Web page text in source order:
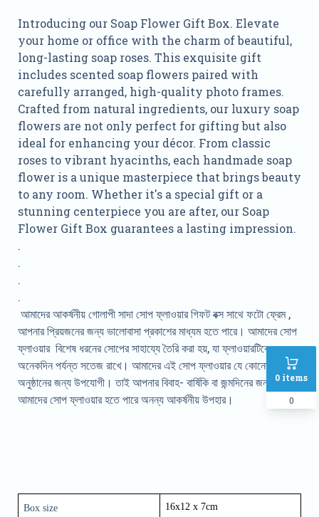
0 items
0
Introducing our Soap Flower Gift Box. Elevate
your home or office with the charm of beautiful,
long-lasting soap roses. This exquisite gift
includes scented soap flowers paired with
carefully arranged, high-quality photo frames.
Crafted from natural ingredients, our luxury soap
flowers are not only perfect for gifting but also
ideal for enhancing your décor. From classic
roses to vibrant hyacinths, each handmade soap
flower is a unique masterpiece that brings beauty
to any room. Whether it's a special gift or a
stunning centerpiece you are after, our Soap
Flower Gift Box guarantees a lasting impression.
.
.
.
.
আমাদের আকর্ষনীয় গোলাপী সাদা সোপ ফ্লাওয়ার গিফট বক্স সাথে ফটো ফ্রেম ,
আপনার প্রিয়জনের জন্য ভালোবাসা প্রকাশের মাধ্যম হতে পারে। আমাদের সোপ
ফ্লাওয়ার বিশেষ ধরনের সোপের সাহায্যে তৈরি করা হয়, যা ফ্লাওয়ারটিকে
অনেকদিন পর্যন্ত সতেজ রাখে। আমাদের এই সোপ ফ্লাওয়ার যে কোনো
অনুষ্ঠানের জন্য উপযোগী। তাই আপনার বিবাহ- বার্ষিকি বা জন্মদিনের জন্য
আমাদের সোপ ফ্লাওয়ার হতে পারে অনন্য আকর্ষনীয় উপহার।
Box size 16x12 x 7cm